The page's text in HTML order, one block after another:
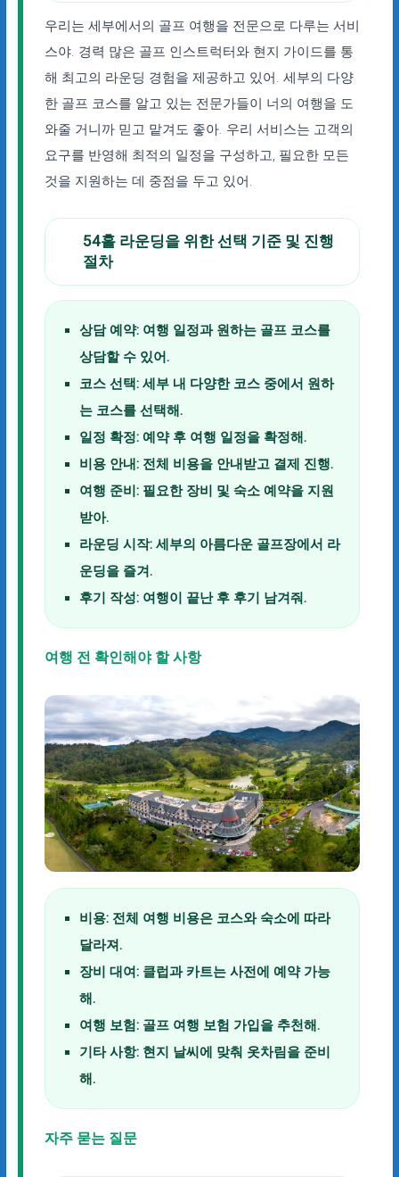
우리는 세부에서의 골프 여행을 전문으로 다루는 서비
스야. 경력 많은 골프 인스트럭터와 현지 가이드를 통
해 최고의 라운딩 경험을 제공하고 있어. 세부의 다양
한 골프 코스를 알고 있는 전문가들이 너의 여행을 도
와줄 거니까 믿고 맡겨도 좋아. 우리 서비스는 고객의
요구를 반영해 최적의 일정을 구성하고, 필요한 모든
것을 지원하는 데 중점을 두고 있어.
54홀 라운딩을 위한 선택 기준 및 진행
절차
상담 예약:여행 일정과 원하는 골프 코스를
상담할 수 있어.
코스 선택:세부 내 다양한 코스 중에서 원하
는 코스를 선택해.
일정 확정:예약 후 여행 일정을 확정해.
비용 안내:전체 비용을 안내받고 결제 진행.
여행 준비:필요한 장비 및 숙소 예약을 지원
받아.
라운딩 시작:세부의 아름다운 골프장에서 라
운딩을 즐겨.
후기 작성:여행이 끝난 후 후기 남겨줘.
여행 전 확인해야 할 사항
비용:전체 여행 비용은 코스와 숙소에 따라
달라져.
장비 대여:클럽과 카트는 사전에 예약 가능
해.
여행 보험:골프 여행 보험 가입을 추천해.
기타 사항:현지 날씨에 맞춰 옷차림을 준비
해.
자주 묻는 질문